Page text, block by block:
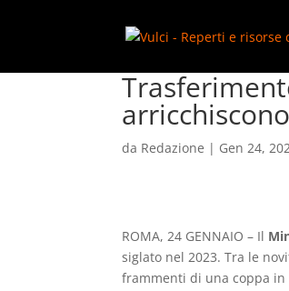
da Redazione | Gen 24,
ROMA, 24 GENNAIO – Il
siglato nel 2023. Tra le
frammenti di una coppa in